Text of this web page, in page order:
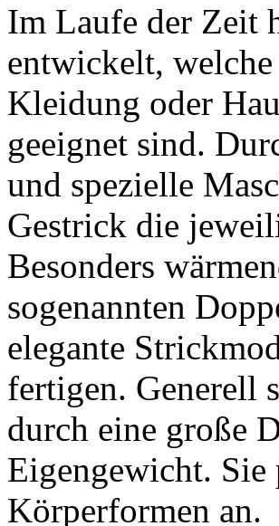
Im Laufe der Zeit
entwickelt,
Kleidung oder
geeignet sind.
und spezielle
Gestrick die
Besonders
sogenannten
elegante
fertigen. Generell
durch eine große
Eigengewicht. Sie
Körperformen an.